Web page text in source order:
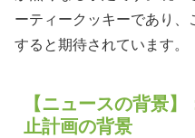
ーティークッキーであり、
すると期待されています。
【ニュースの背景
止計画の背景